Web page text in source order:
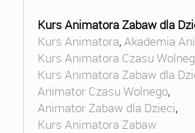
Kurs Animatora Zabaw dla
Kurs Animatora,Akademia
Kurs Animatora Czasu
Kurs Animatora Zabaw dla
Animator Czasu Wolnego,
Animator Zabaw dla Dzieci,
Kurs Animatora Zabaw